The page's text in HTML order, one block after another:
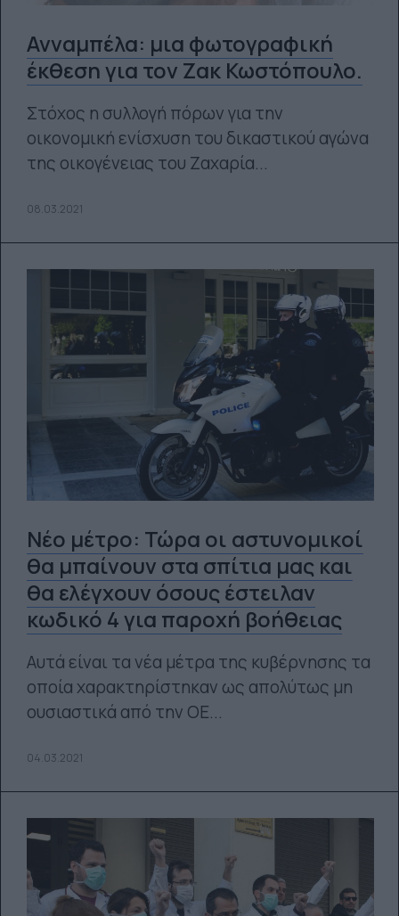
Ανναμπέλα: μια φωτογραφική
έκθεση για τον Ζακ Κωστόπουλο.
Στόχος η συλλογή πόρων για την
οικονομική ενίσχυση του δικαστικού αγώνα
της οικογένειας του Ζαχαρία...
08.03.2021
Νέο μέτρο: Τώρα οι αστυνομικοί
θα μπαίνουν στα σπίτια μας και
θα ελέγχουν όσους έστειλαν
κωδικό 4 για παροχή βοήθειας
Αυτά είναι τα νέα μέτρα της κυβέρνησης τα
οποία χαρακτηρίστηκαν ως απολύτως μη
ουσιαστικά από την ΟΕ...
04.03.2021